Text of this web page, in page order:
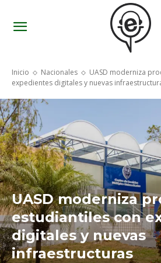
Inicio Nacionales
UASD moderniza
expedientes digitales y nuevas
UASD moderniza
estudiantiles con
digitales y nuevas
infraestructuras